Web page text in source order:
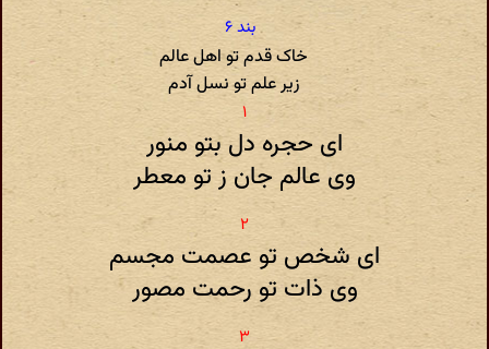
خاک قدم تو اهل عالم
زیر علم تو نسل آدم
ای حجره دل بتو منور
وی عالم جان ز تو معطر
ای شخص تو عصمت مجسم
وی ذات تو رحمت مصور